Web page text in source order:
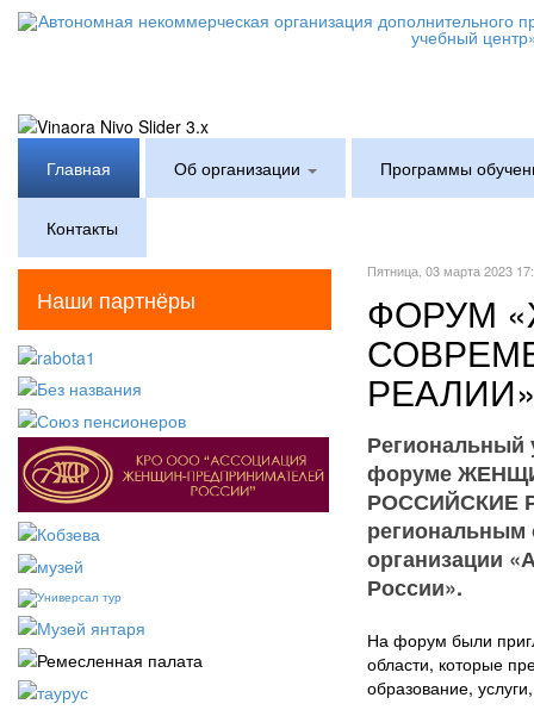
Главная Об организации Программы
Контакты
Пятница, 03 марта 2023
ФОРУМ
Региональный
форуме
РОССИЙСКИЕ
региональным
организации
России».
На форум были
области, которые
образование,
Наши партнёры